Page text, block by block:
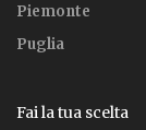
Piemonte
Puglia
Fai la tua scelta